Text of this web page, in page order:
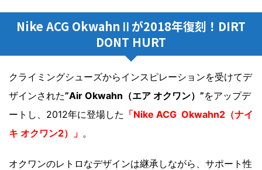
Nike ACG OkwahnⅡが2018年復刻！DIRT
DONT HURT
クライミングシューズからインスピレーションを受けてデ
ザインされた”Air Okwahn（エア オクワン）”をアップデ
ートし、2012年に登場した 「Nike ACG Okwahn2（ナイ
キ オクワン2）」 。
オクワンのレトロなデザインは継承しながら、サポート性